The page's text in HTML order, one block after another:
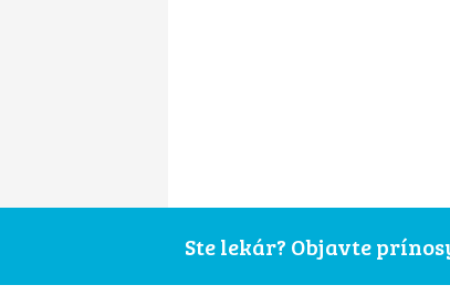
Ste lekár? Objavte